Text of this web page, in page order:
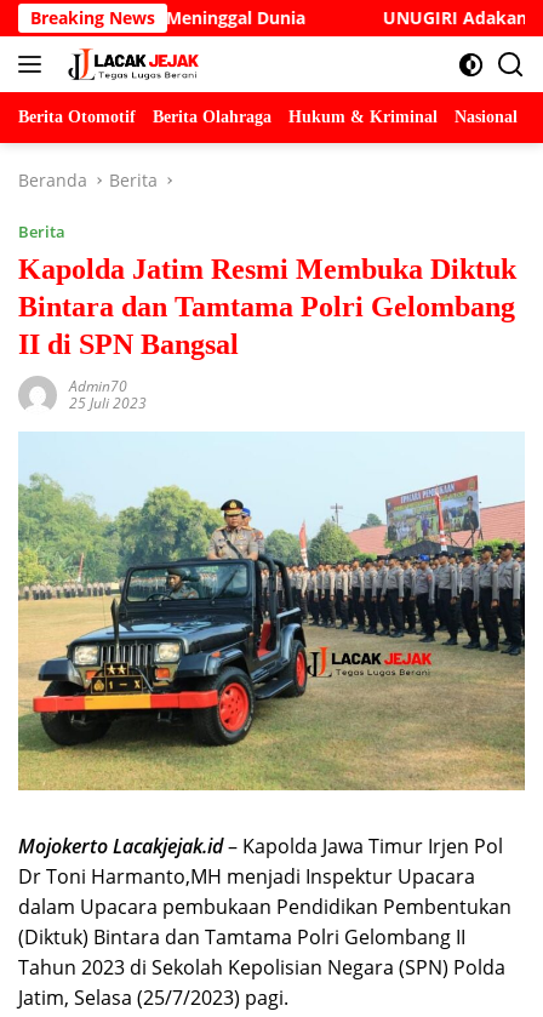
Langsung
ke
konten
Breaking News
Meninggal Dunia UNUGIRI Adakan Seminar
Berita Otomotif Berita Olahraga Hukum & Kriminal Nasional
Beranda Berita
Berita
Kapolda Jatim Resmi Membuka Diktuk
Bintara dan Tamtama Polri Gelombang
II di SPN Bangsal
Admin70
25 Juli 2023
Mojokerto Lacakjejak.id– Kapolda Jawa Timur Irjen Pol
Dr Toni Harmanto,MH menjadi Inspektur Upacara
dalam Upacara pembukaan Pendidikan Pembentukan
(Diktuk) Bintara dan Tamtama Polri Gelombang II
Tahun 2023 di Sekolah Kepolisian Negara (SPN) Polda
Jatim, Selasa (25/7/2023) pagi.